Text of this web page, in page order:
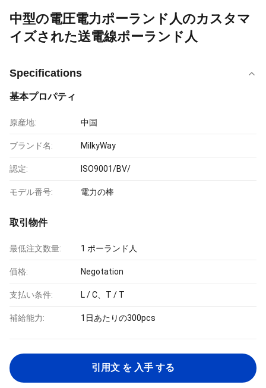
中型の電圧電力ポーランド人のカスタマ
イズされた送電線ポーランド人
Specifications
基本プロパティ
原産地: 中国
ブランド名: MilkyWay
認定: ISO9001/BV/
モデル番号: 電力の棒
取引物件
最低注文数量: 1 ポーランド人
価格: Negotation
支払い条件: L / C、T / T
補給能力: 1日あたりの300pcs
引用文 を 入手 する